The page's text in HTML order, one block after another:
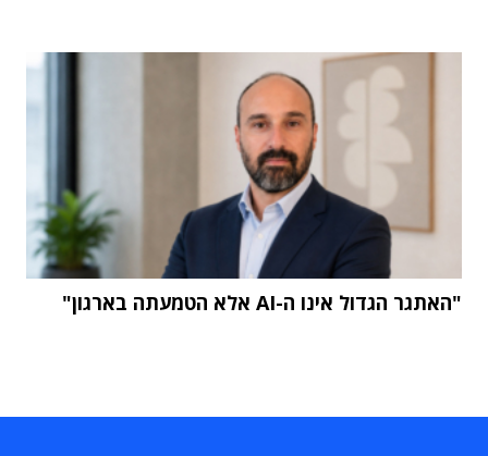
"האתגר הגדול אינו ה-AI אלא הטמעתה בארגון"